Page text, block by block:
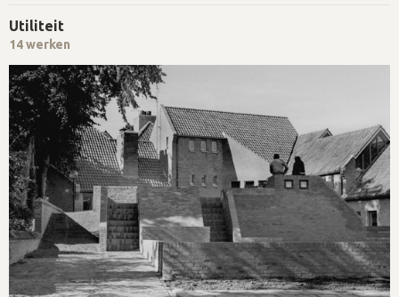
Utiliteit
14 werken